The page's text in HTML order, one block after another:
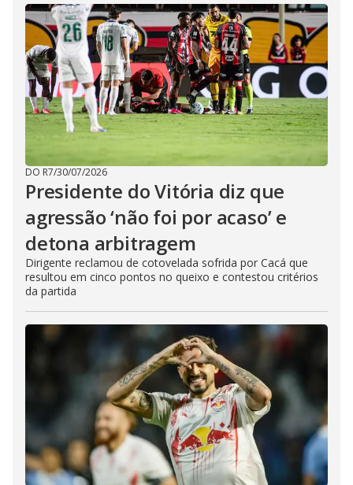
DO R7/30/07/2026
Presidente do Vitória diz que
agressão ‘não foi por acaso’ e
detona arbitragem
Dirigente reclamou de cotovelada sofrida por Cacá que
resultou em cinco pontos no queixo e contestou critérios
da partida